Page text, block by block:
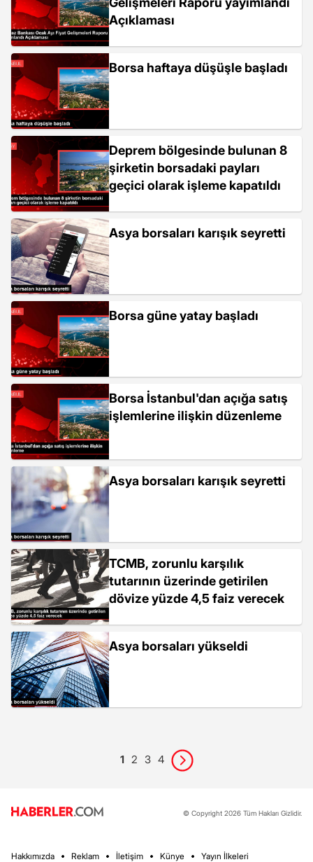
Açıklaması
Borsa haftaya düşüşle başladı
Deprem bölgesinde bulunan 8
şirketin borsadaki payları
geçici olarak işleme kapatıldı
Asya borsaları karışık seyretti
Borsa güne yatay başladı
Borsa İstanbul'dan açığa satış
işlemlerine ilişkin düzenleme
Asya borsaları karışık seyretti
TCMB, zorunlu karşılık
tutarının üzerinde getirilen
dövize yüzde 4,5 faiz verecek
Asya borsaları yükseldi
1 2 3 4
© Copyright 2026 Tüm Hakları Gizlidir.
Hakkımızda Reklam İletişim Künye Yayın İlkeleri